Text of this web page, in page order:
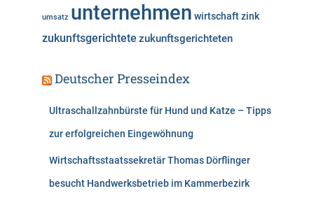
umsatz unternehmen wirtschaftzink
zukunftsgerichtete zukunftsgerichteten
Deutscher Presseindex
Ultraschallzahnbürste für Hund und Katze – Tipps
zur erfolgreichen Eingewöhnung
Wirtschaftsstaatssekretär Thomas Dörflinger
besucht Handwerksbetrieb im Kammerbezirk